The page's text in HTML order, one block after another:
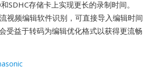
SDHC存储卡上实现更长的录制时间。
视频编辑软件识别，可直接导入编辑时间
受益于转码为编辑优化格式以获得更流畅